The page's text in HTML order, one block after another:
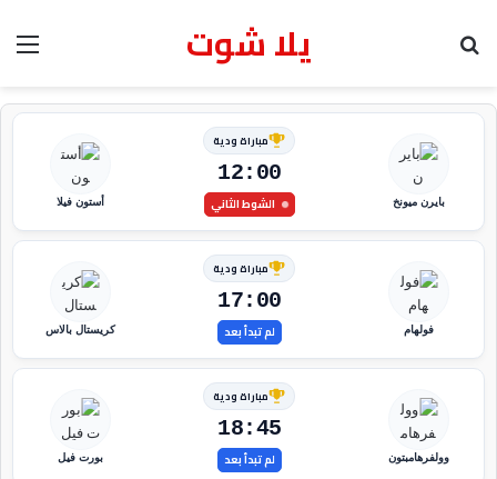
يلا شوت
بايرن ميونخ
مباراة ودية
12:00
الشوط الثاني أستون فيلا
فولهام
مباراة ودية
17:00
لم تبدأ بعد كريستال بالاس
وولفرهامبتون
مباراة ودية
18:45
لم تبدأ بعد بورت فيل